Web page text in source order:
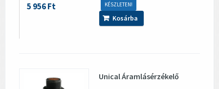
KÉSZLETEN!
5 956 Ft
Kosárba
Unical Áramlásérzékelő